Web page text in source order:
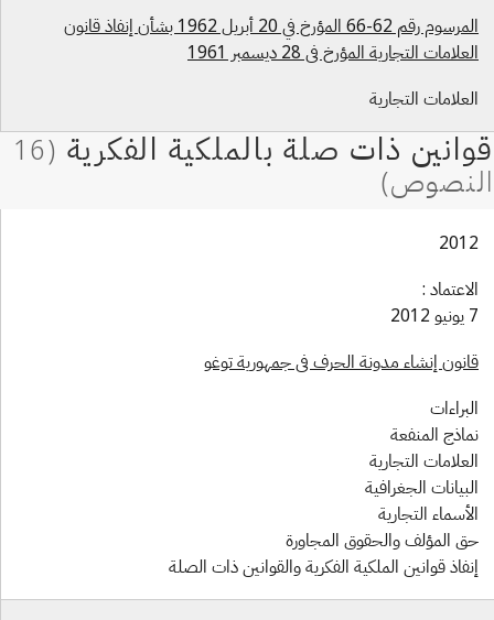
المرسوم رقم 62-66 المؤرخ في 20 أبريل 1962 بشأن إنفاذ قانون
التجارية المؤرخ في 28 ديسمبر 1961
التجارية
:
إنشاء مدونة الحرف في جمهورية توغو
المنفعة
التجارية
الجغرافية
التجارية
المؤلف والحقوق المجاورة
قوانين الملكية الفكرية والقوانين ذات الصلة